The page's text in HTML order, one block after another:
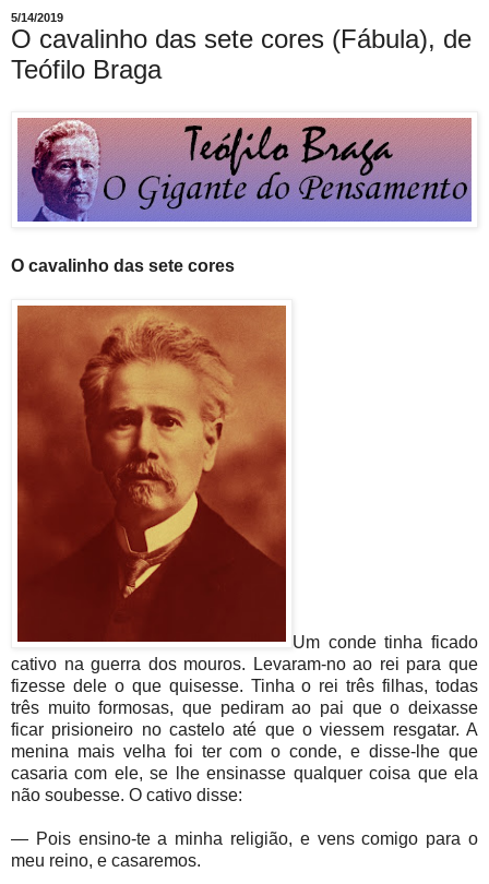
5/14/2019
O cavalinho das sete cores (Fábula), de
Teófilo Braga
O cavalinho das sete cores
Um conde tinha ficado
cativo na guerra dos mouros. Levaram-no ao rei para que
fizesse dele o que quisesse. Tinha o rei três filhas, todas
três muito formosas, que pediram ao pai que o deixasse
ficar prisioneiro no castelo até que o viessem resgatar. A
menina mais velha foi ter com o conde, e disse-lhe que
casaria com ele, se lhe ensinasse qualquer coisa que ela
não soubesse. O cativo disse:
— Pois ensino-te a minha religião, e vens comigo para o
meu reino, e casaremos.